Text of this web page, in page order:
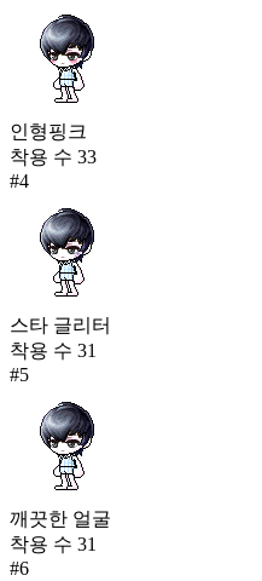
인형핑크
착용 수 33
#4
스타 글리터
착용 수 31
#5
깨끗한 얼굴
착용 수 31
#6